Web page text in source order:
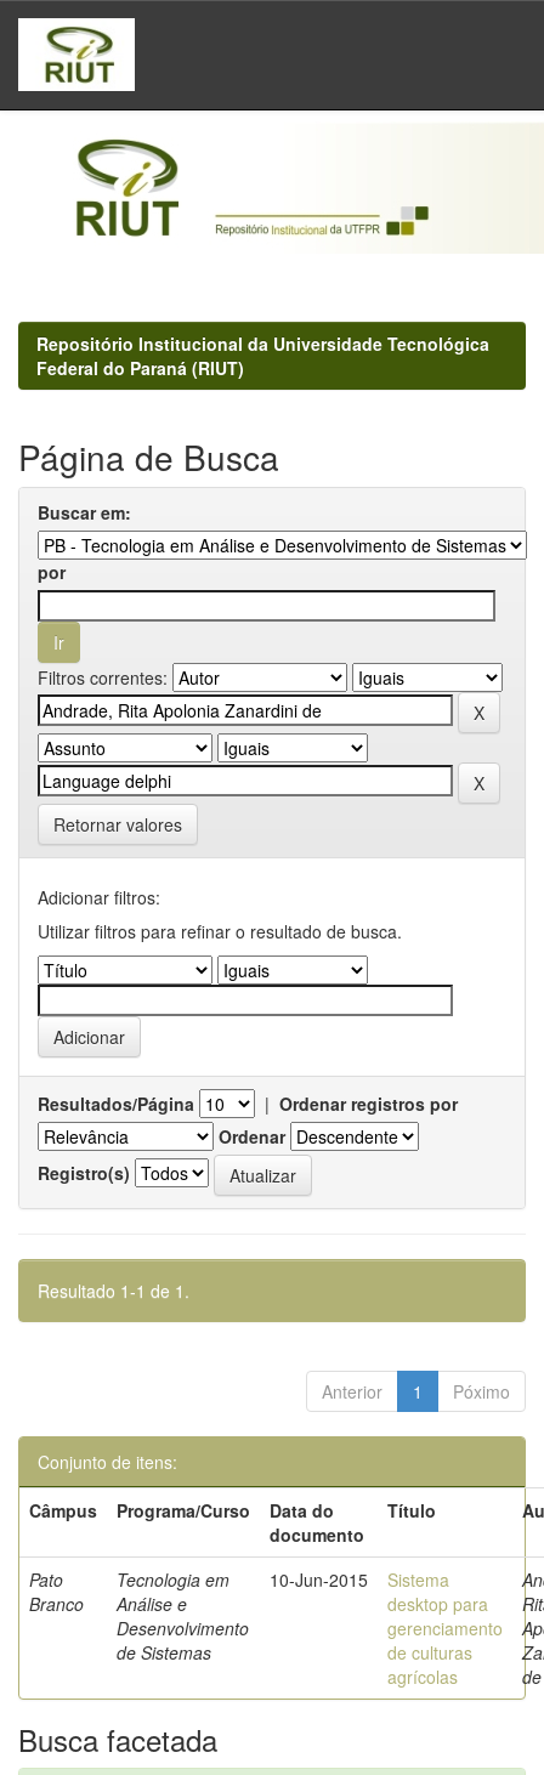
Skip
navigation
Repositório Institucional da Universidade Tecnológica
Federal do Paraná (RIUT)
Página de Busca
Buscar em:
por
Filtros correntes:
Retornar valores
Adicionar filtros:
Utilizar filtros para refinar o resultado de busca.
Resultados/Página | Ordenar registros por
Ordenar
Registro(s)
Resultado 1-1 de 1.
Anterior 1 Póximo
Conjunto de itens:
Câmpus
Programa/Curso
Data do
documento
Título
Pato
Branco
Tecnologia em
Análise e
Desenvolvimento
de Sistemas
10-Jun-2015
Sistema
desktop para
gerenciamento
de culturas
agrícolas
de
Busca facetada